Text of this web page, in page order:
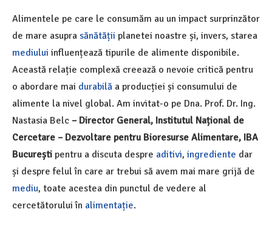
Alimentele pe care le consumăm au ​​un impact surprinzător
de mare asupra sănătății planetei noastre și, invers, starea
mediului influențează tipurile de alimente disponibile.
Această relație complexă creează o nevoie critică pentru
o abordare mai durabilă a producției și consumului de
alimente la nivel global. Am invitat-o pe Dna. Prof. Dr. Ing.
Nastasia Belc – Director General, Institutul Național de
Cercetare – Dezvoltare pentru Bioresurse Alimentare, IBA
București pentru a discuta despre aditivi, ingrediente dar
și despre felul în care ar trebui să avem mai mare grijă de
mediu, toate acestea din punctul de vedere al
cercetătorului în alimentație.